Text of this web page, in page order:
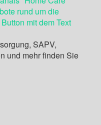
SAPV,
und mehr finden Sie